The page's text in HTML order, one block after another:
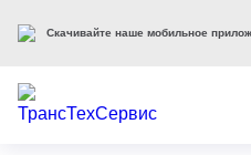
Скачивайте наше мобильное